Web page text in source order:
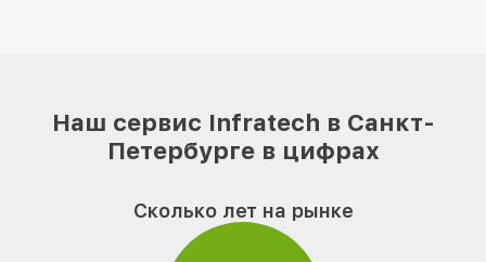
Наш сервис Infratech в Санкт-
Петербурге в цифрах
Сколько лет на рынке